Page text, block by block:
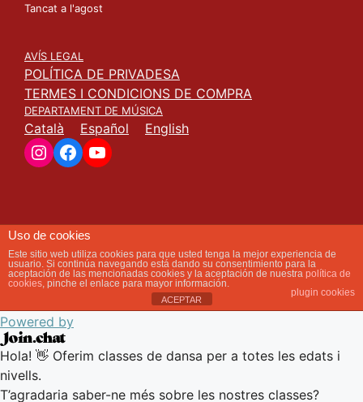
Tancat a l'agost
AVÍS LEGAL
POLÍTICA DE PRIVADESA
TERMES I CONDICIONS DE COMPRA
DEPARTAMENT DE MÚSICA
Català Español English
Instagram
Facebook
YouTube
Uso de cookies
Este sitio web utiliza cookies para que usted tenga la mejor experiencia de
usuario. Si continúa navegando está dando su consentimiento para la
aceptación de las mencionadas cookies y la aceptación de nuestra política de
cookies, pinche el enlace para mayor información.
plugin cookies
ACEPTAR
Obrir xat
Com et podem ajudar avui?
Powered by
Hola! 👋 Oferim classes de dansa per a totes les edats i
nivells.
T’agradaria saber-ne més sobre les nostres classes?